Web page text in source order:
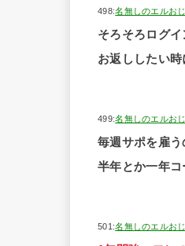
498:名無しのエルお
そろそろログ
お返ししたい
499:名無しのエルお
毎週サポを雇
半年とか一年
501:名無しのエルお